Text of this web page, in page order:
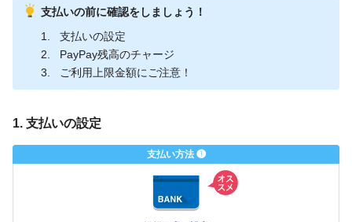
支払いの前に確認をしましょう！
支払いの設定
PayPay残高のチャージ
ご利用上限金額にご注意！
1. 支払いの設定
支払い方法 ❶